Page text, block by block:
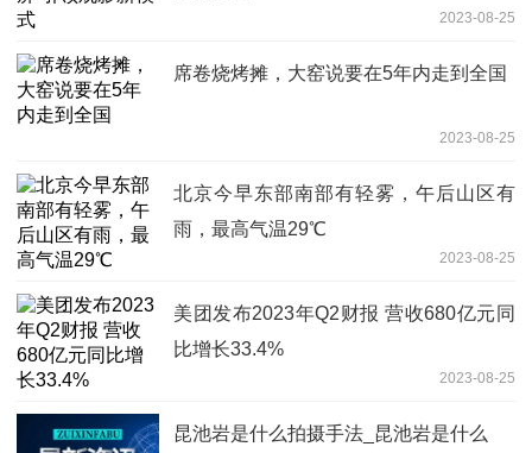
2023-08-25
席卷烧烤摊，大窑说要在5年内走到全国
2023-08-25
北京今早东部南部有轻雾，午后山区有
雨，最高气温29℃
2023-08-25
美团发布2023年Q2财报 营收680亿元同
比增长33.4%
2023-08-25
昆池岩是什么拍摄手法_昆池岩是什么